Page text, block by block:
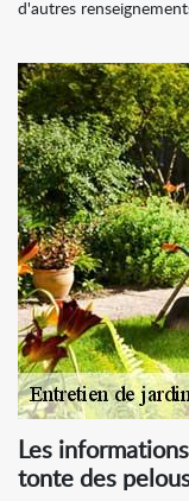
d'autres
Les
tonte des